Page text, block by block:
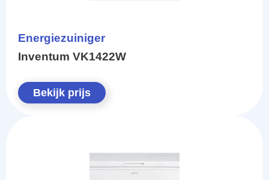
Energiezuiniger
Inventum VK1422W
Bekijk prijs